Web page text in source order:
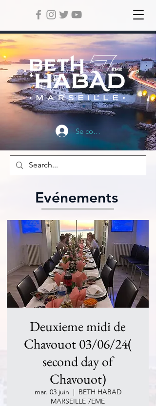
Se connecter
Evénements
Deuxieme midi de
Chavouot 03/06/24(
second day of
Chavouot)
mar. 03 juin
  |
BETH HABAD
MARSEILLE 7EME